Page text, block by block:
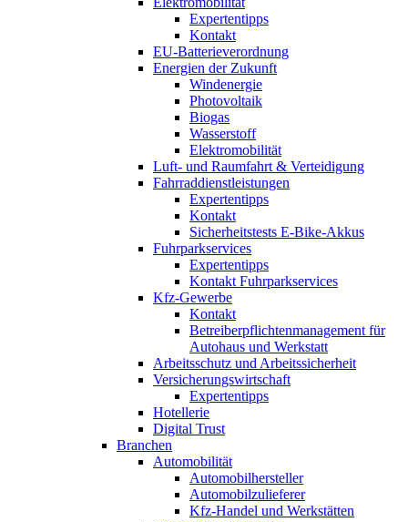
Expertentipps
Kontakt
EU-Batterieverordnung
Energien der Zukunft
Windenergie
Photovoltaik
Biogas
Wasserstoff
Elektromobilität
Luft- und Raumfahrt & Verteidigung
Fahrraddienstleistungen
Expertentipps
Kontakt
Sicherheitstests E-Bike-Akkus
Fuhrparkservices
Expertentipps
Kontakt Fuhrparkservices
Kfz-Gewerbe
Kontakt
Betreiberpflichtenmanagement für
Autohaus und Werkstatt
Arbeitsschutz und Arbeitssicherheit
Versicherungswirtschaft
Expertentipps
Hotellerie
Digital Trust
Branchen
Automobilität
Automobilhersteller
Automobilzulieferer
Kfz-Handel und Werkstätten